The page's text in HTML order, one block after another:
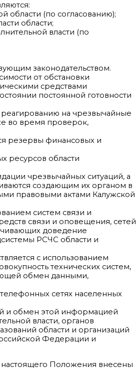
области (по согласованию);
области;
власти (по
законодательством.
от обстановки
средствами
постоянной готовности
реагированию на чрезвычайные
во время проверок,
резервы финансовых и
ресурсов области
чрезвычайных ситуаций, а
создающим их органом в
правовыми актами Калужской
систем связи и
связи и оповещения, сетей
доведение
РСЧС области и
с использованием
технических систем,
обмен данными,
сетях населенных
и обмен этой информацией
власти, органов
области и организаций
Федерации и
настоящего Положения внесены